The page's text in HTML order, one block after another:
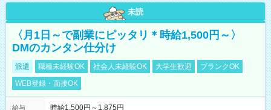
未読
〈月1日～で副業にピッタリ＊時給1,500円～〉
DMのカンタン仕分け
派遣 職種未経験OK 社会人未経験OK 大学生歓迎
ブランクOK
WEB登録・面接OK
給与
時給1,500円～1,875円